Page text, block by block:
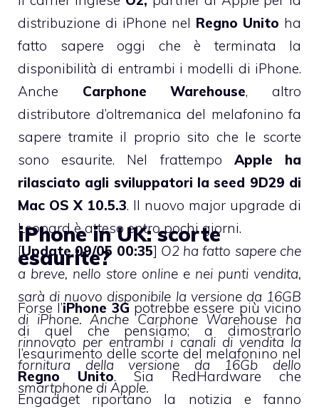
distribuzione di iPhone nel Regno Unito ha
fatto sapere oggi che è terminata la
disponibilità di entrambi i modelli di iPhone.
Anche Carphone Warehouse, altro
distributore d’oltremanica del melafonino fa
sapere tramite il proprio sito che le scorte
sono esaurite. Nel frattempo Apple ha
rilasciato agli sviluppatori la seed 9D29 di
Mac OS X 10.5.3. Il nuovo major upgrade di
Leopard è atteso entro pochi giorni.
[Update 09/05 00:35] O2 ha fatto sapere che
a breve, nello store online e nei punti vendita,
sarà di nuovo disponibile la versione da 16GB
di iPhone. Anche Carphone Warehouse ha
rinnovato per entrambi i canali di vendita la
fornitura della versione da 16Gb dello
smartphone di Apple.
iPhone in UK: scorte
esaurite?
Forse l’iPhone 3G potrebbe essere più vicino
di quel che pensiamo; a dimostrarlo
l’esaurimento delle scorte del melafonino nel
Regno Unito. Sia RedHardware che
Engadget riportano la notizia e fanno